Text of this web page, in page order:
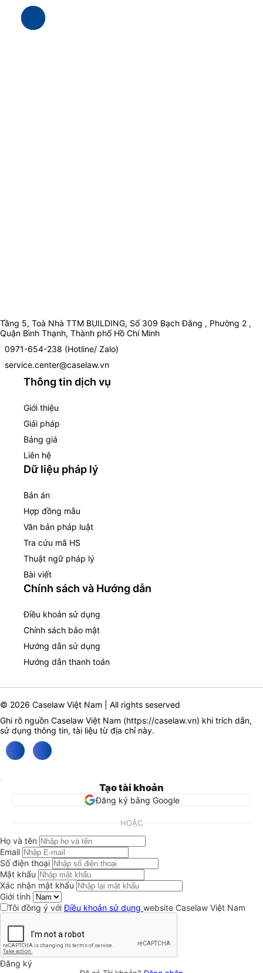
Tầng 5, Toà Nhà TTM BUILDING, Số 309 Bạch Đằng , Phường 2 ,
Quận Bình Thạnh, Thành phố Hồ Chí Minh
0971-654-238 (Hotline/ Zalo)
service.center@caselaw.vn
Thông tin dịch vụ
Giới thiệu
Giải pháp
Bảng giá
Liên hệ
Dữ liệu pháp lý
Bản án
Hợp đồng mẫu
Văn bản pháp luật
Tra cứu mã HS
Thuật ngữ pháp lý
Bài viết
Chính sách và Hướng dẫn
Điều khoản sử dụng
Chính sách bảo mật
Hướng dẫn sử dụng
Hướng dẫn thanh toán
© 2026 Caselaw Việt Nam | All rights seserved
Ghi rõ nguồn Caselaw Việt Nam (https://caselaw.vn) khi trích dẫn,
sử dụng thông tin, tài liệu từ địa chỉ này.
Tạo tài khoản
Đăng ký bằng Google
HOẶC
Họ và tên
Email
Số điện thoại
Mật khẩu
Xác nhận mật khẩu
Giới tính
Tôi đồng ý vớiĐiều khoản sử dụng website Caselaw Việt Nam
Đăng ký